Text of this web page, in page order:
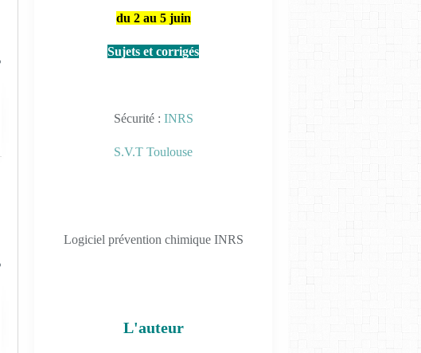
SÉCURITÉ ET NETTOYAGE
QUOI DE NEUF AU LABO?
du 2 au 5 juin
Sujets et corrigés
Sécurité : INRS
S.V.T Toulouse
Logiciel prévention chimique INRS
L'auteur